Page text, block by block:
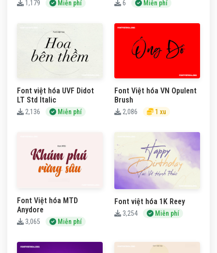
1,179 Miễn phí 6 Miễn phí
Font việt hóa UVF Didot
LT Std Italic
2,136 Miễn phí
Font Việt hóa VN Opulent
Brush
2,086 1 xu
Font Việt hóa MTD
Anydore
3,065 Miễn phí
Font việt hóa 1K Reey
3,254 Miễn phí